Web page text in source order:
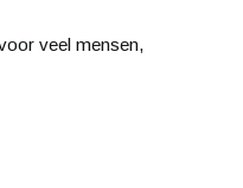
veel mensen,